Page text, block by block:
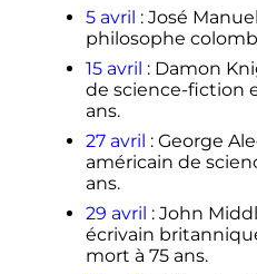
5 avril : José
philosophe
15 avril : Damon
de science-fiction
ans.
27 avril : George
américain de
ans.
29 avril : John
écrivain
mort à 75 ans.